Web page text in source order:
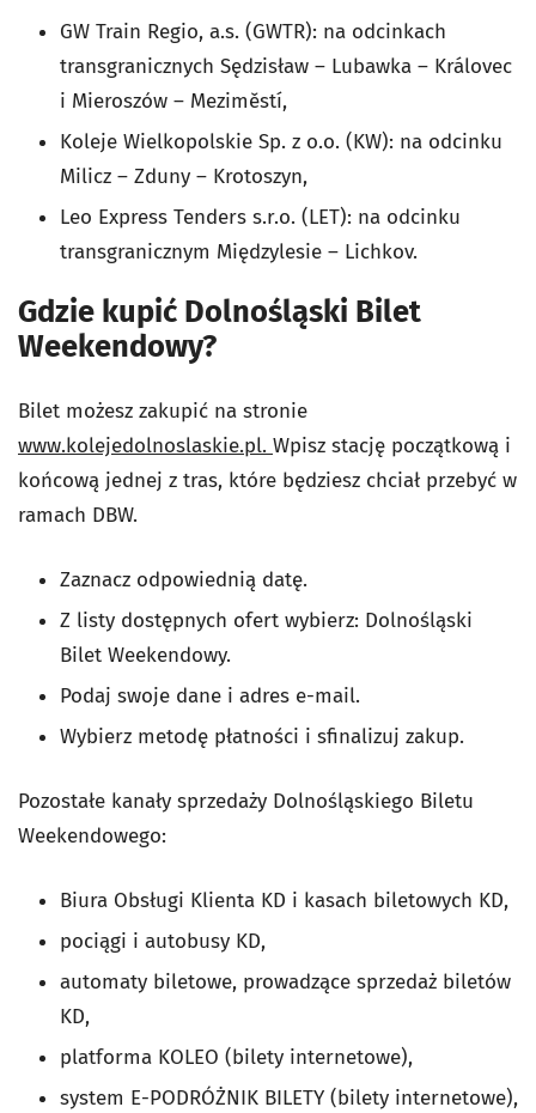
GW Train Regio, a.s. (GWTR): na odcinkach
transgranicznych Sędzisław – Lubawka – Královec
i Mieroszów – Meziměstí,
Koleje Wielkopolskie Sp. z o.o. (KW): na odcinku
Milicz – Zduny – Krotoszyn,
Leo Express Tenders s.r.o. (LET): na odcinku
transgranicznym Międzylesie – Lichkov.
Gdzie kupić Dolnośląski Bilet
Weekendowy?
Bilet możesz zakupić na stronie
www.kolejedolnoslaskie.pl. Wpisz stację początkową i
końcową jednej z tras, które będziesz chciał przebyć w
ramach DBW.
Zaznacz odpowiednią datę.
Z listy dostępnych ofert wybierz: Dolnośląski
Bilet Weekendowy.
Podaj swoje dane i adres e-mail.
Wybierz metodę płatności i sfinalizuj zakup.
Pozostałe kanały sprzedaży Dolnośląskiego Biletu
Weekendowego:
Biura Obsługi Klienta KD i kasach biletowych KD,
pociągi i autobusy KD,
automaty biletowe, prowadzące sprzedaż biletów
KD,
platforma KOLEO (bilety internetowe),
system E-PODRÓŻNIK BILETY (bilety internetowe),